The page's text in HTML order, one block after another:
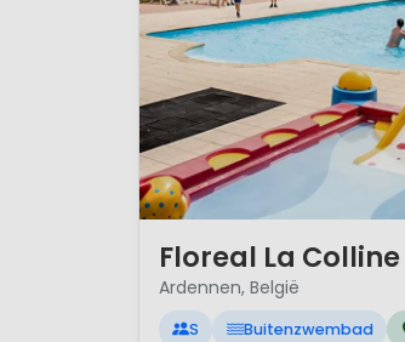
Ardennen, België
S Buitenzwembad